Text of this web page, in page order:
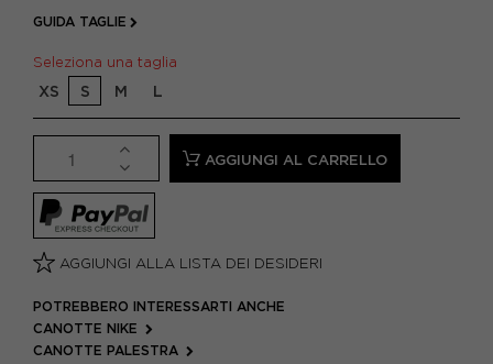
GUIDA TAGLIE
Seleziona una taglia
XS S M L
AGGIUNGI AL CARRELLO
AGGIUNGI ALLA LISTA DEI DESIDERI
POTREBBERO INTERESSARTI ANCHE
CANOTTE NIKE
CANOTTE PALESTRA